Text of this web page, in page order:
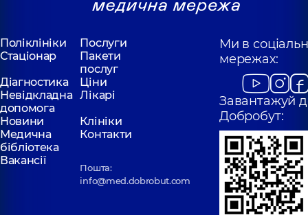
Поліклініки
Послуги
Стаціонар
Пакети
послуг
Діагностика
Ціни
Невідкладна
допомога
Лікарі
Новини
Клініки
Медична
бібліотека
Контакти
Вакансії
Пошта:
info@med.dobrobut.com
Ми в
мережах:
Завантажуй
Добробут: